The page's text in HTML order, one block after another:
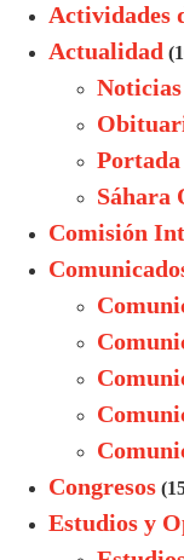
Actividades
Actualidad
Portada
Sáhara
Comisión
Congresos
Estudios y